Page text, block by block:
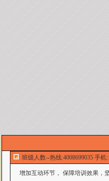
班级人数--热线:4008699035 手机
增加互动环节， 保障培训效果，